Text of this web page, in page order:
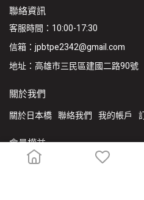
聯絡資訊
客服時間：10:00-17:30
信箱：jpbtpe2342@gmail.com
地址：高雄市三民區建國二路90號
關於我們
關於日本橋 聯絡我們 我的帳戶
會員權益
VIP專屬福利 隱私權政策